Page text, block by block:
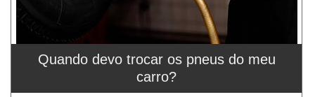
Quando devo trocar os pneus do meu
carro?